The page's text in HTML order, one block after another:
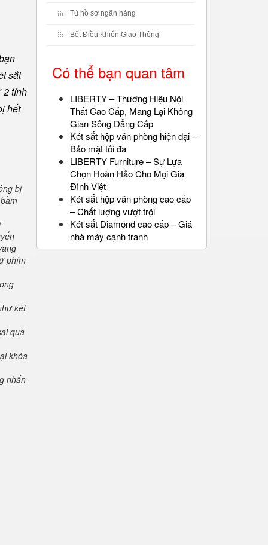
sắt
2 tính
hết
bị
phím
két
quá
khóa
nhấn
Tủ hồ sơ ngân hàng
Bốt Điều Khiển Giao Thông
Có thể bạn quan tâm
LIBERTY – Thương Hiệu Nội
Thất Cao Cấp, Mang Lại Không
Gian Sống Đẳng Cấp
Két sắt hộp văn phòng hiện đại –
Bảo mật tối đa
LIBERTY Furniture – Sự Lựa
Chọn Hoàn Hảo Cho Mọi Gia
Đình Việt
Két sắt hộp văn phòng cao cấp
– Chất lượng vượt trội
Két sắt Diamond cao cấp – Giá
nhà máy cạnh tranh